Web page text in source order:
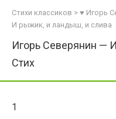
Стихи классиков > ♥ Игорь
И рыжик, и ландыш, и слива
Игорь Северянин —
Стих
1